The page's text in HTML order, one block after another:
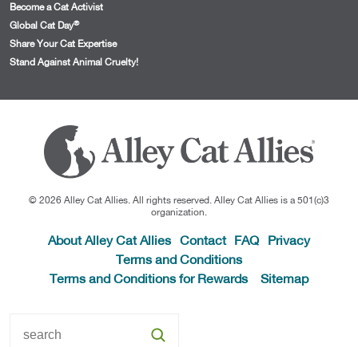
Become a Cat Activist
Global Cat Day®
Share Your Cat Expertise
Stand Against Animal Cruelty!
© 2026 Alley Cat Allies. All rights reserved. Alley Cat Allies is a 501(c)3
organization.
About Alley Cat Allies Contact FAQ
Privacy
Terms and Conditions
Terms and Conditions for Rewards
Sitemap